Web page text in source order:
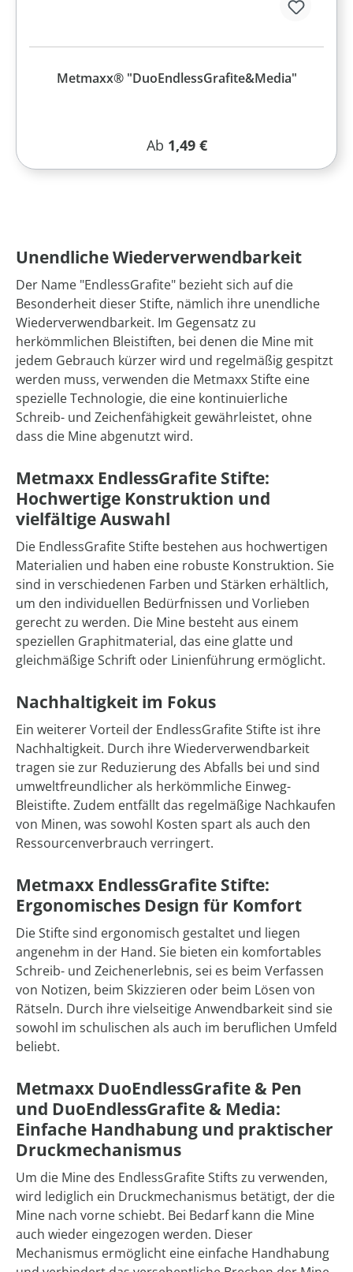
Metmaxx® "DuoEndlessGrafite&Media"
Regulärer Preis:
Ab 1,49 €
Unendliche Wiederverwendbarkeit
Der Name "EndlessGrafite" bezieht sich auf die
Besonderheit dieser Stifte, nämlich ihre unendliche
Wiederverwendbarkeit. Im Gegensatz zu
herkömmlichen Bleistiften, bei denen die Mine mit
jedem Gebrauch kürzer wird und regelmäßig gespitzt
werden muss, verwenden die Metmaxx Stifte eine
spezielle Technologie, die eine kontinuierliche
Schreib- und Zeichenfähigkeit gewährleistet, ohne
dass die Mine abgenutzt wird.
Metmaxx EndlessGrafite Stifte:
Hochwertige Konstruktion und
vielfältige Auswahl
Die EndlessGrafite Stifte bestehen aus hochwertigen
Materialien und haben eine robuste Konstruktion. Sie
sind in verschiedenen Farben und Stärken erhältlich,
um den individuellen Bedürfnissen und Vorlieben
gerecht zu werden. Die Mine besteht aus einem
speziellen Graphitmaterial, das eine glatte und
gleichmäßige Schrift oder Linienführung ermöglicht.
Nachhaltigkeit im Fokus
Ein weiterer Vorteil der EndlessGrafite Stifte ist ihre
Nachhaltigkeit. Durch ihre Wiederverwendbarkeit
tragen sie zur Reduzierung des Abfalls bei und sind
umweltfreundlicher als herkömmliche Einweg-
Bleistifte. Zudem entfällt das regelmäßige Nachkaufen
von Minen, was sowohl Kosten spart als auch den
Ressourcenverbrauch verringert.
Metmaxx EndlessGrafite Stifte:
Ergonomisches Design für Komfort
Die Stifte sind ergonomisch gestaltet und liegen
angenehm in der Hand. Sie bieten ein komfortables
Schreib- und Zeichenerlebnis, sei es beim Verfassen
von Notizen, beim Skizzieren oder beim Lösen von
Rätseln. Durch ihre vielseitige Anwendbarkeit sind sie
sowohl im schulischen als auch im beruflichen Umfeld
beliebt.
Metmaxx DuoEndlessGrafite & Pen
und DuoEndlessGrafite & Media:
Einfache Handhabung und praktischer
Druckmechanismus
Um die Mine des EndlessGrafite Stifts zu verwenden,
wird lediglich ein Druckmechanismus betätigt, der die
Mine nach vorne schiebt. Bei Bedarf kann die Mine
auch wieder eingezogen werden. Dieser
Mechanismus ermöglicht eine einfache Handhabung